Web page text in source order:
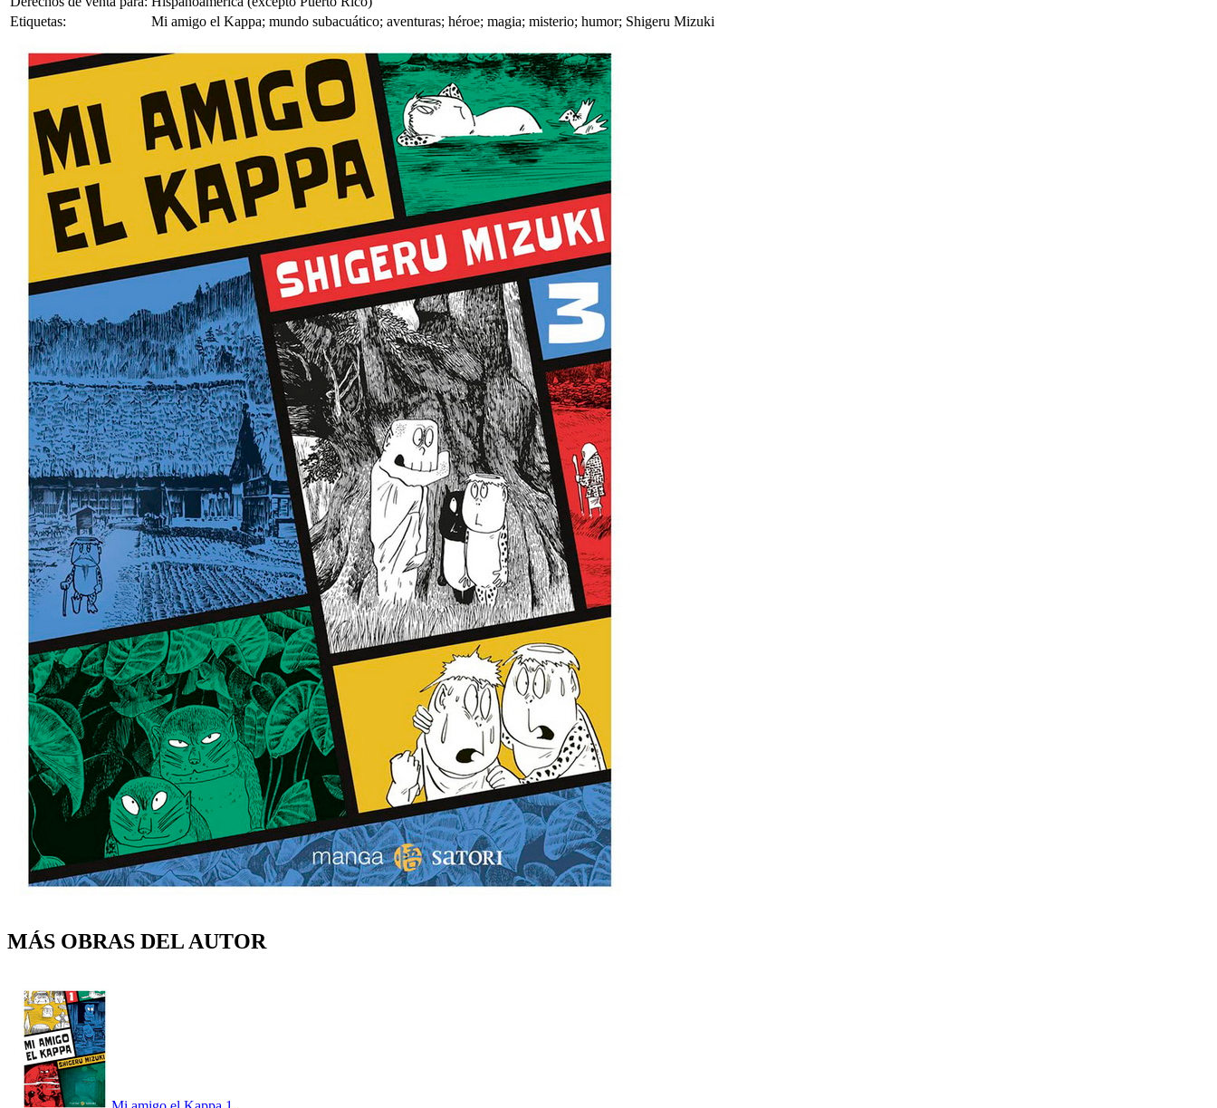
Etiquetas:
Mi amigo el Kappa; mundo subacuático; aventuras; héroe; magia; misterio; humor; Shigeru Mizuki
MÁS OBRAS DEL AUTOR